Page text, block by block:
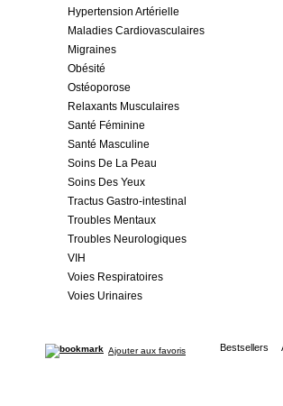
Hypertension Artérielle
Maladies Cardiovasculaires
Migraines
Obésité
Ostéoporose
Relaxants Musculaires
Santé Féminine
Santé Masculine
Soins De La Peau
Soins Des Yeux
Tractus Gastro-intestinal
Troubles Mentaux
Troubles Neurologiques
VIH
Voies Respiratoires
Voies Urinaires
Ajouter aux favoris Bestsellers